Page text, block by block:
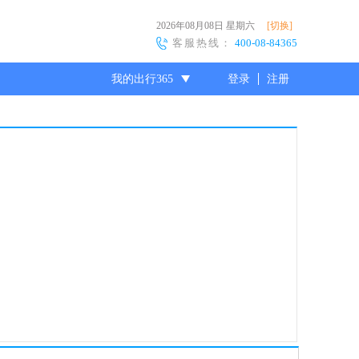
2026年08月08日 星期六 [切换]
客服热线： 400-08-84365
我的出行365 登录 注册